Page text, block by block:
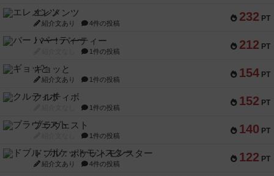
232 PT
エレメンツ
紹介文あり 4件の投稿
212 PT
バー！パーティー
1件の投稿
154 PT
ギョッと
紹介文あり 1件の投稿
152 PT
クルティボ
1件の投稿
140 PT
ブラヴェスト
1件の投稿
122 PT
ドブル：ポケットモンスター
紹介文あり 4件の投稿